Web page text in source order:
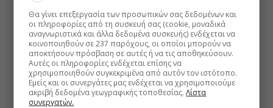
Θα γίνει επεξεργασία των προσωπικών σας δεδομένων και
οι πληροφορίες από τη συσκευή σας (cookie, μοναδικά
αναγνωριστικά και άλλα δεδομένα συσκευής) ενδέχεται να
κοινοποιηθούν σε 237 παρόχους, οι οποίοι μπορούν να
αποκτήσουν πρόσβαση σε αυτές ή να τις αποθηκεύσουν.
Αυτές οι πληροφορίες ενδέχεται επίσης να
χρησιμοποιηθούν συγκεκριμένα από αυτόν τον ιστότοπο.
Εμείς και οι συνεργάτες μας ενδέχεται να χρησιμοποιούμε
ακριβή δεδομένα γεωγραφικής τοποθεσίας.Λίστα
συνεργατών.